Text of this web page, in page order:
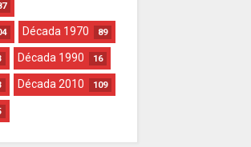
Década 1970 89
Década 1990 16
Década 2010 109